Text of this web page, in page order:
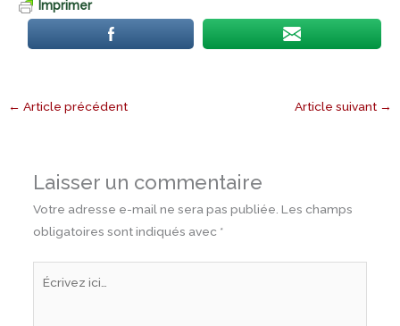
Imprimer
← Article précédent Article suivant →
Laisser un commentaire
Votre adresse e-mail ne sera pas publiée. Les champs
obligatoires sont indiqués avec *